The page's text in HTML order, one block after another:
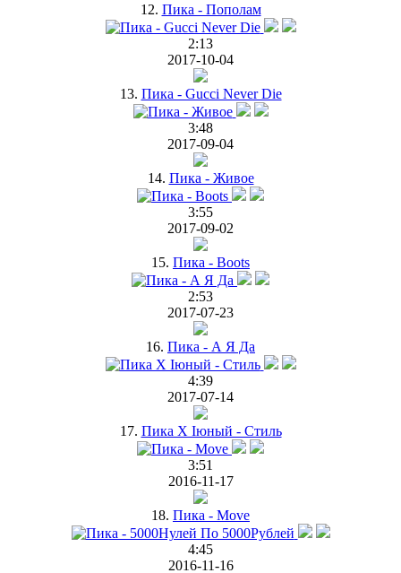
12. Пика - Пополам
2:13
2017-10-04
13. Пика - Gucci Never Die
3:48
2017-09-04
14. Пика - Живое
3:55
2017-09-02
15. Пика - Boots
2:53
2017-07-23
16. Пика - А Я Да
4:39
2017-07-14
17. Пика Х Iюный - Стиль
3:51
2016-11-17
18. Пика - Move
4:45
2016-11-16